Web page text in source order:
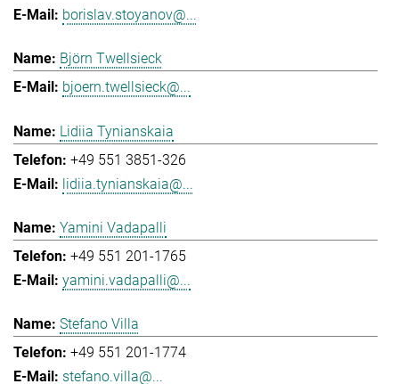
borislav.stoyanov@...
Björn Twellsieck
bjoern.twellsieck@...
Lidiia Tynianskaia
+49 551 3851-326
lidiia.tynianskaia@...
Yamini Vadapalli
+49 551 201-1765
yamini.vadapalli@...
Stefano Villa
+49 551 201-1774
stefano.villa@...